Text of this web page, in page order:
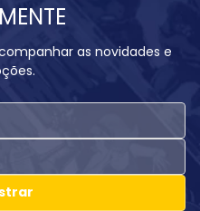
as novidades e